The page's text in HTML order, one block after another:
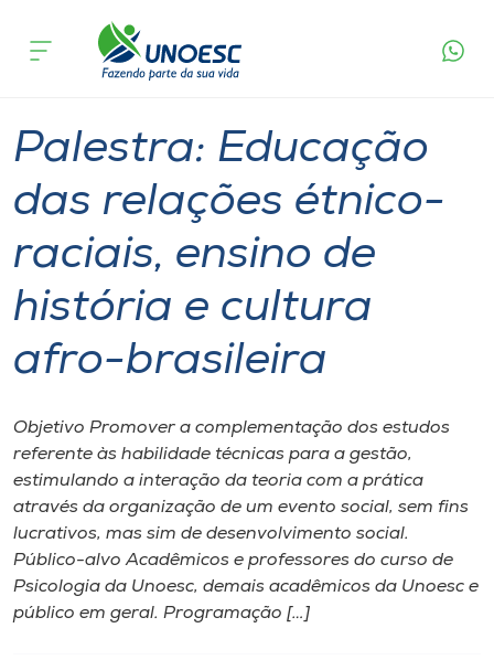
Cursos
Pesquisa
Atendimento ao Estudante
Portal de Ensino
Internacionalização
I.nova
Diplomados
acontece
Palestra: Educação
das relações étnico-
raciais, ensino de
história e cultura
afro-brasileira
Objetivo Promover a complementação dos estudos
referente às habilidade técnicas para a gestão,
estimulando a interação da teoria com a prática
através da organização de um evento social, sem fins
lucrativos, mas sim de desenvolvimento social.
Público-alvo Acadêmicos e professores do curso de
Psicologia da Unoesc, demais acadêmicos da Unoesc e
público em geral. Programação […]